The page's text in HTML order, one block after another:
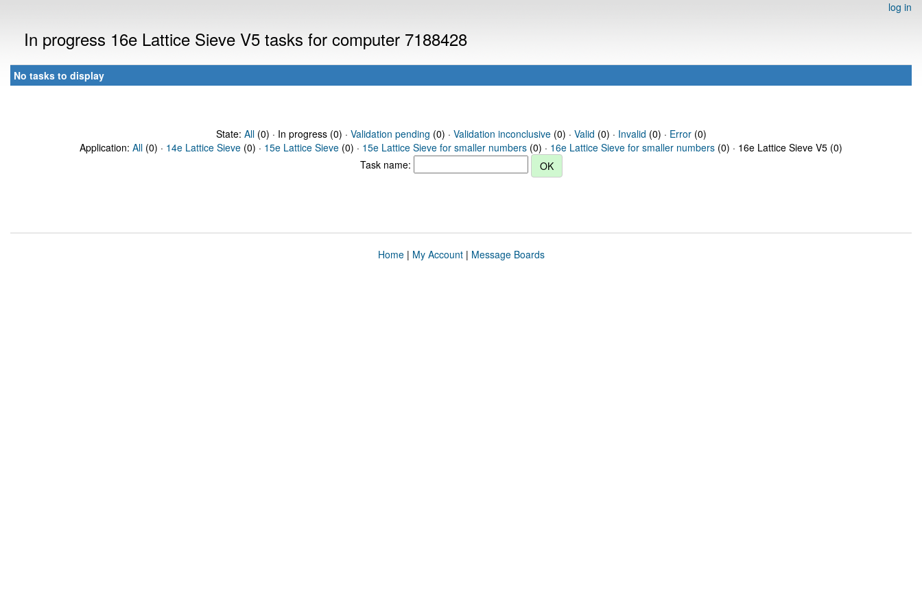
log in
In progress 16e Lattice Sieve V5 tasks for computer 7188428
No tasks to display
State: All(0) · In progress (0) · Validation pending (0) · Validation inconclusive(0) · Valid (0) · Invalid (0) · Error(0)
Application: All (0) · 14e Lattice Sieve (0) · 15e Lattice Sieve (0) · 15e Lattice Sieve for smaller numbers (0) · 16e Lattice Sieve for smaller numbers (0) · 16e Lattice Sieve V5 (0)
Task name:
Home| My Account| Message Boards